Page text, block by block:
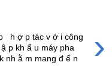
›
h ợ p tác v ớ i công
p kh ẩ u máy pha
nh ằ m mang đ ế n